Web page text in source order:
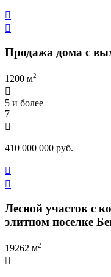


Продажа дома с
1200 м2

5 и более
7

410 000 000 руб.


Лесной участок с
элитном поселке
19262 м2
